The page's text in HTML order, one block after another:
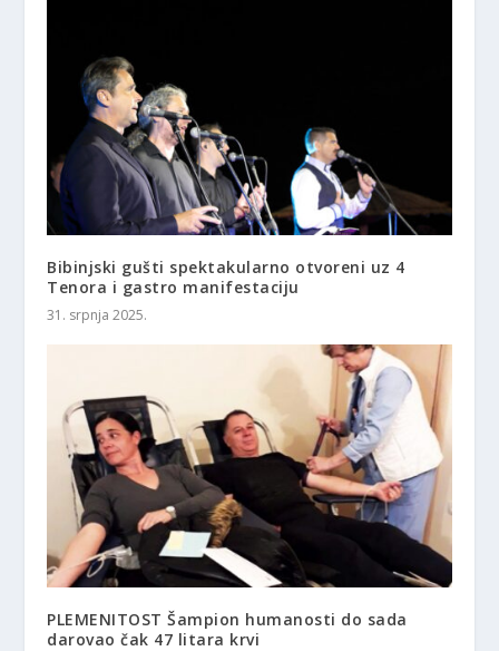
Bibinjski gušti spektakularno otvoreni uz 4
Tenora i gastro manifestaciju
31. srpnja 2025.
PLEMENITOST Šampion humanosti do sada
darovao čak 47 litara krvi